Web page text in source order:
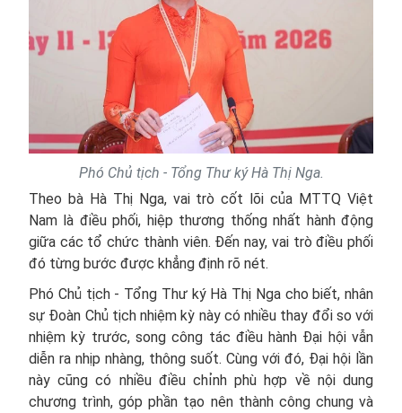
Phó Chủ tịch - Tổng Thư ký Hà Thị Nga.
Theo bà Hà Thị Nga, vai trò cốt lõi của MTTQ Việt
Nam là điều phối, hiệp thương thống nhất hành động
giữa các tổ chức thành viên. Đến nay, vai trò điều phối
đó từng bước được khẳng định rõ nét.
Phó Chủ tịch - Tổng Thư ký Hà Thị Nga cho biết, nhân
sự Đoàn Chủ tịch nhiệm kỳ này có nhiều thay đổi so với
nhiệm kỳ trước, song công tác điều hành Đại hội vẫn
diễn ra nhịp nhàng, thông suốt. Cùng với đó, Đại hội lần
này cũng có nhiều điều chỉnh phù hợp về nội dung
chương trình, góp phần tạo nên thành công chung và